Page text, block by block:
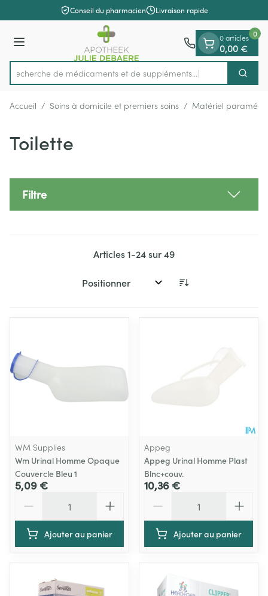
Aller au contenu
1 de 1Conseil du pharmacien Livraison rapide
Menu
Rechercher
Recherche de médicaments et
0 articles
0,00 €
0
Accueil / Soins à domicile et premiers soins / Matériel
Toilette
Filtre
Articles1-24sur49
Trier par:
WM Supplies
Wm Urinal Homme Opaque
Couvercle Bleu 1
5,09 €
Ajouter au panier
Appeg
Appeg Urinal Homme Plast
Blnc+couv.
10,36 €
Ajouter au panier